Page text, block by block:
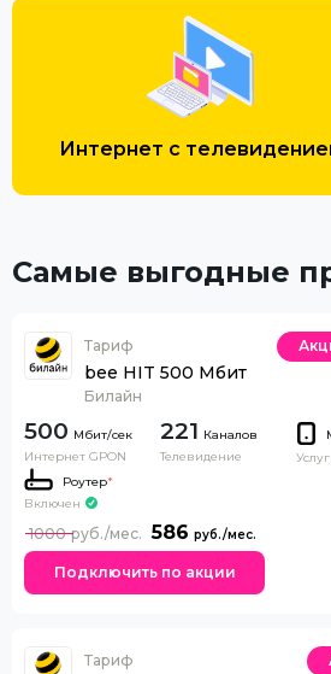
Интернет с
Самые выгодные
Тариф
bee HIT 500 Мбит
Билайн
500
Интернет GPON
221 Каналов
Телевидение
Роутер*
Включен
586
1000
Подключить по акции
Тариф